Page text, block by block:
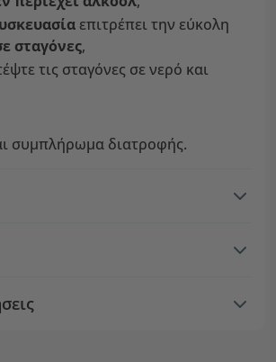
επιτρέπει την εύκολη
σταγόνες,
τις σταγόνες σε νερό και
συμπλήρωμα διατροφής.